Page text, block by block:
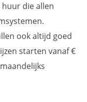
die allen
ook altijd goed
starten vanaf €